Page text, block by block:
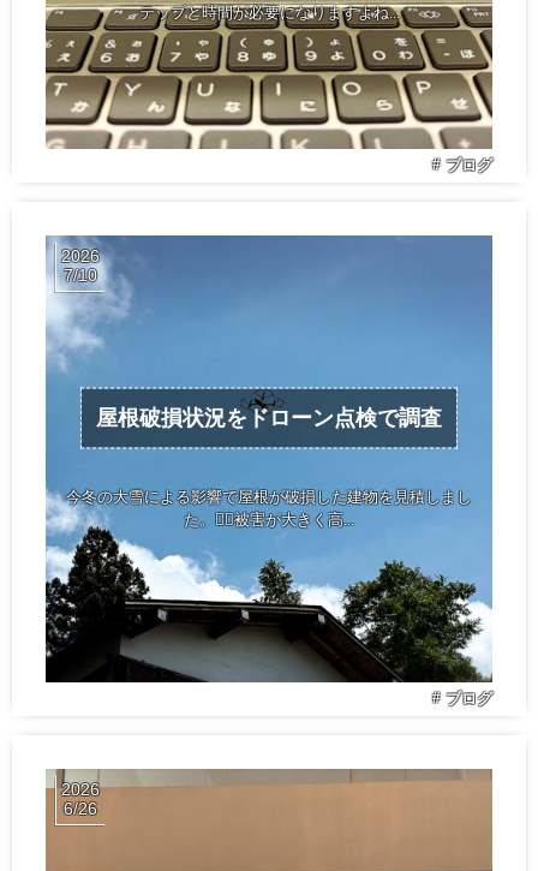
テップと時間が必要になりますよね...
ブログ
屋根破損状況をドローン点検で調査
今冬の大雪による影響で屋根が破損した建物を見積しまし
た。👷‍♂️被害が大きく高...
2026
7 10
ブログ
2026
6 26